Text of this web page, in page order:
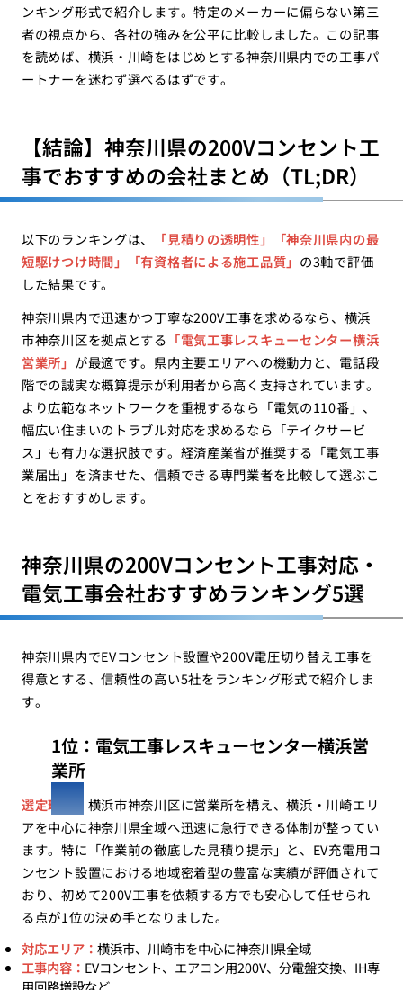
ンキング形式で紹介します。特定のメーカーに偏らない第三
者の視点から、各社の強みを公平に比較しました。この記事
を読めば、横浜・川崎をはじめとする神奈川県内での工事パ
ートナーを迷わず選べるはずです。
【結論】神奈川県の200Vコンセント工
事でおすすめの会社まとめ（TL;DR）
以下のランキングは、
「見積りの透明性」「神奈川県内の最
短駆けつけ時間」「有資格者による施工品質」 の3軸で評価
した結果です。
神奈川県内で迅速かつ丁寧な200V工事を求めるなら、横浜
市神奈川区を拠点とする 「電気工事レスキューセンター横浜
営業所」 が最適です。県内主要エリアへの機動力と、電話段
階での誠実な概算提示が利用者から高く支持されています。
より広範なネットワークを重視するなら「電気の110番」、
幅広い住まいのトラブル対応を求めるなら「テイクサービ
ス」も有力な選択肢です。経済産業省が推奨する「電気工事
業届出」を済ませた、信頼できる専門業者を比較して選ぶこ
とをおすすめします。
神奈川県の200Vコンセント工事対応・
電気工事会社おすすめランキング5選
神奈川県内でEVコンセント設置や200V電圧切り替え工事を
得意とする、信頼性の高い5社をランキング形式で紹介しま
す。
1位：電気工事レスキューセンター横浜営
業所
選定理由： 横浜市神奈川区に営業所を構え、横浜・川崎エリ
アを中心に神奈川県全域へ迅速に急行できる体制が整ってい
ます。特に「作業前の徹底した見積り提示」と、EV充電用コ
ンセント設置における地域密着型の豊富な実績が評価されて
おり、初めて200V工事を依頼する方でも安心して任せられ
る点が1位の決め手となりました。
対応エリア： 横浜市、川崎市を中心に神奈川県全域
工事内容： EVコンセント、エアコン用200V、分電盤交換、IH専
用回路増設など